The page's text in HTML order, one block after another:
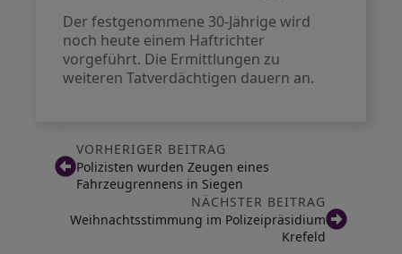
Der festgenommene 30-Jährige wird
noch heute einem Haftrichter
vorgeführt. Die Ermittlungen zu
weiteren Tatverdächtigen dauern an.
VORHERIGER BEITRAG
Polizisten wurden Zeugen eines
Fahrzeugrennens in Siegen
NÄCHSTER BEITRAG
Weihnachtsstimmung im Polizeipräsidium
Krefeld